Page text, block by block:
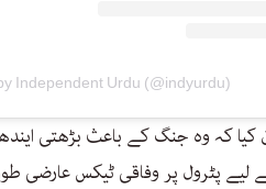
Independent Urdu (@indyurdu)
کیا کہ وہ جنگ کے باعث بڑھتی
لیے پٹرول پر وفاقی ٹیکس عارضی